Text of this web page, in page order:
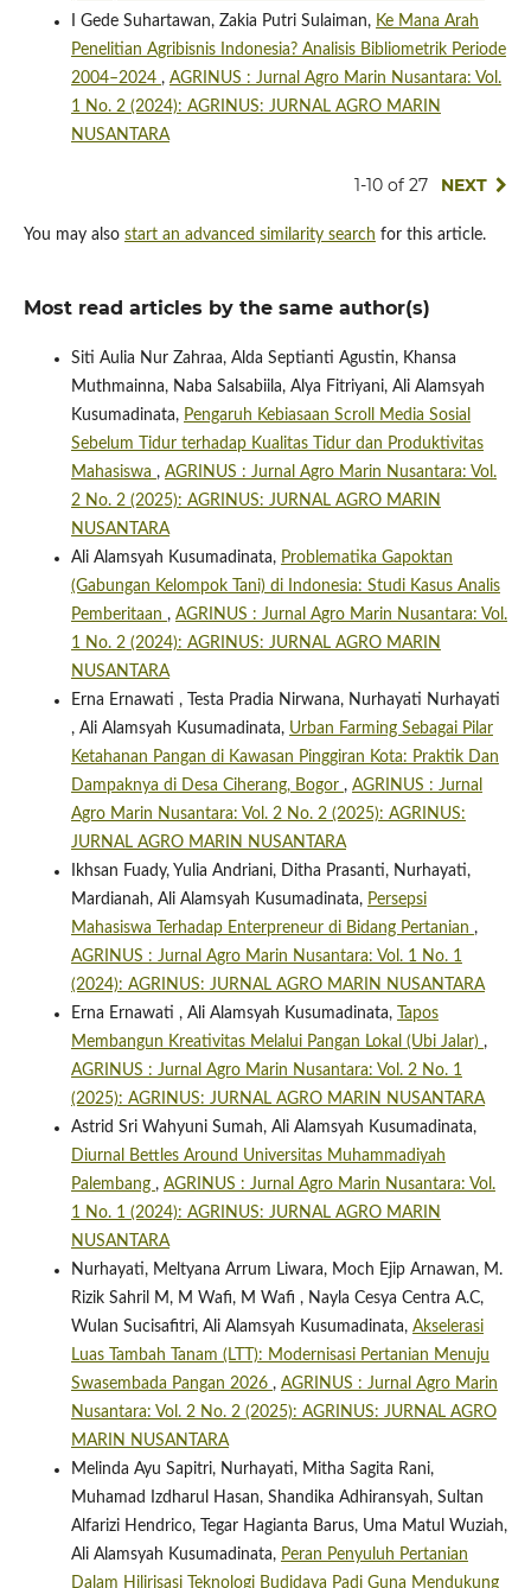
I Gede Suhartawan, Zakia Putri Sulaiman, Ke Mana Arah
Penelitian Agribisnis Indonesia? Analisis Bibliometrik Periode
2004–2024 , AGRINUS : Jurnal Agro Marin Nusantara: Vol.
1 No. 2 (2024): AGRINUS: JURNAL AGRO MARIN
NUSANTARA
1-10 of 27 NEXT
You may also start an advanced similarity search for this article.
Most read articles by the same author(s)
Siti Aulia Nur Zahraa, Alda Septianti Agustin, Khansa
Muthmainna, Naba Salsabiila, Alya Fitriyani, Ali Alamsyah
Kusumadinata, Pengaruh Kebiasaan Scroll Media Sosial
Sebelum Tidur terhadap Kualitas Tidur dan Produktivitas
Mahasiswa , AGRINUS : Jurnal Agro Marin Nusantara: Vol.
2 No. 2 (2025): AGRINUS: JURNAL AGRO MARIN
NUSANTARA
Ali Alamsyah Kusumadinata, Problematika Gapoktan
(Gabungan Kelompok Tani) di Indonesia: Studi Kasus Analis
Pemberitaan , AGRINUS : Jurnal Agro Marin Nusantara: Vol.
1 No. 2 (2024): AGRINUS: JURNAL AGRO MARIN
NUSANTARA
Erna Ernawati , Testa Pradia Nirwana, Nurhayati Nurhayati
, Ali Alamsyah Kusumadinata, Urban Farming Sebagai Pilar
Ketahanan Pangan di Kawasan Pinggiran Kota: Praktik Dan
Dampaknya di Desa Ciherang, Bogor , AGRINUS : Jurnal
Agro Marin Nusantara: Vol. 2 No. 2 (2025): AGRINUS:
JURNAL AGRO MARIN NUSANTARA
Ikhsan Fuady, Yulia Andriani, Ditha Prasanti, Nurhayati,
Mardianah, Ali Alamsyah Kusumadinata, Persepsi
Mahasiswa Terhadap Enterpreneur di Bidang Pertanian ,
AGRINUS : Jurnal Agro Marin Nusantara: Vol. 1 No. 1
(2024): AGRINUS: JURNAL AGRO MARIN NUSANTARA
Erna Ernawati , Ali Alamsyah Kusumadinata,
Tapos
Membangun Kreativitas Melalui Pangan Lokal (Ubi Jalar) ,
AGRINUS : Jurnal Agro Marin Nusantara: Vol. 2 No. 1
(2025): AGRINUS: JURNAL AGRO MARIN NUSANTARA
Astrid Sri Wahyuni Sumah, Ali Alamsyah Kusumadinata,
Diurnal Bettles Around Universitas Muhammadiyah
Palembang , AGRINUS : Jurnal Agro Marin Nusantara: Vol.
1 No. 1 (2024): AGRINUS: JURNAL AGRO MARIN
NUSANTARA
Nurhayati, Meltyana Arrum Liwara, Moch Ejip Arnawan, M.
Rizik Sahril M, M Wafi, M Wafi , Nayla Cesya Centra A.C,
Wulan Sucisafitri, Ali Alamsyah Kusumadinata, Akselerasi
Luas Tambah Tanam (LTT): Modernisasi Pertanian Menuju
Swasembada Pangan 2026 , AGRINUS : Jurnal Agro Marin
Nusantara: Vol. 2 No. 2 (2025): AGRINUS: JURNAL AGRO
MARIN NUSANTARA
Melinda Ayu Sapitri, Nurhayati, Mitha Sagita Rani,
Muhamad Izdharul Hasan, Shandika Adhiransyah, Sultan
Alfarizi Hendrico, Tegar Hagianta Barus, Uma Matul Wuziah,
Ali Alamsyah Kusumadinata, Peran Penyuluh Pertanian
Dalam Hilirisasi Teknologi Budidaya Padi Guna Mendukung